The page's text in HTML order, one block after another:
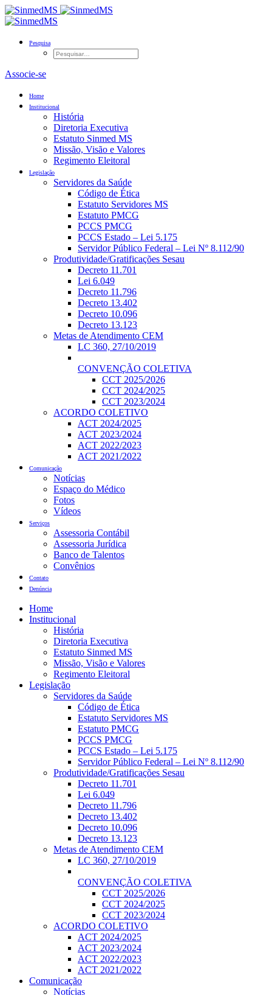
Pesquisa
Associe-se
Home
Institucional
História
Diretoria Executiva
Estatuto Sinmed MS
Missão, Visão e Valores
Regimento Eleitoral
Legislação
Servidores da Saúde
Código de Ética
Estatuto Servidores MS
Estatuto PMCG
PCCS PMCG
PCCS Estado – Lei 5.175
Servidor Público Federal – Lei Nº 8.112/90
Produtividade/Gratificações Sesau
Decreto 11.701
Lei 6.049
Decreto 11.796
Decreto 13.402
Decreto 10.096
Decreto 13.123
Metas de Atendimento CEM
LC 360, 27/10/2019
CONVENÇÃO COLETIVA
CCT 2025/2026
CCT 2024/2025
CCT 2023/2024
ACORDO COLETIVO
ACT 2024/2025
ACT 2023/2024
ACT 2022/2023
ACT 2021/2022
Comunicação
Notícias
Espaço do Médico
Fotos
Vídeos
Serviços
Assessoria Contábil
Assessoria Jurídica
Banco de Talentos
Convênios
Contato
Denúncia
Home
Institucional
História
Diretoria Executiva
Estatuto Sinmed MS
Missão, Visão e Valores
Regimento Eleitoral
Legislação
Servidores da Saúde
Código de Ética
Estatuto Servidores MS
Estatuto PMCG
PCCS PMCG
PCCS Estado – Lei 5.175
Servidor Público Federal – Lei Nº 8.112/90
Produtividade/Gratificações Sesau
Decreto 11.701
Lei 6.049
Decreto 11.796
Decreto 13.402
Decreto 10.096
Decreto 13.123
Metas de Atendimento CEM
LC 360, 27/10/2019
CONVENÇÃO COLETIVA
CCT 2025/2026
CCT 2024/2025
CCT 2023/2024
ACORDO COLETIVO
ACT 2024/2025
ACT 2023/2024
ACT 2022/2023
ACT 2021/2022
Comunicação
Notícias